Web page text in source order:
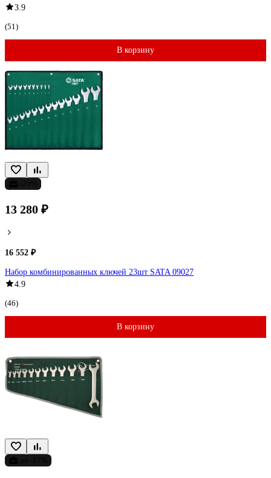
3.9
(51)
В корзину
13 280 ₽
16 552 ₽
Набор комбинированных ключей 23шт SATA 09027
4.9
(46)
В корзину